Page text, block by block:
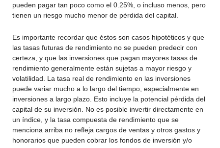
pueden pagar tan poco como el 0.25%, o incluso menos, pero
tienen un riesgo mucho menor de pérdida del capital.
Es importante recordar que éstos son casos hipotéticos y que
las tasas futuras de rendimiento no se pueden predecir con
certeza, y que las inversiones que pagan mayores tasas de
rendimiento generalmente están sujetas a mayor riesgo y
volatilidad. La tasa real de rendimiento en las inversiones
puede variar mucho a lo largo del tiempo, especialmente en
inversiones a largo plazo. Esto incluye la potencial pérdida del
capital de su inversión. No es posible invertir directamente en
un índice, y la tasa compuesta de rendimiento que se
menciona arriba no refleja cargos de ventas y otros gastos y
honorarios que pueden cobrar los fondos de inversión y/o